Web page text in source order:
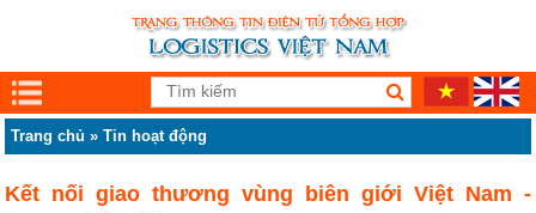
Trang chủ »Tin hoạt động
Kết nối giao thương vùng biên giới Việt Nam -